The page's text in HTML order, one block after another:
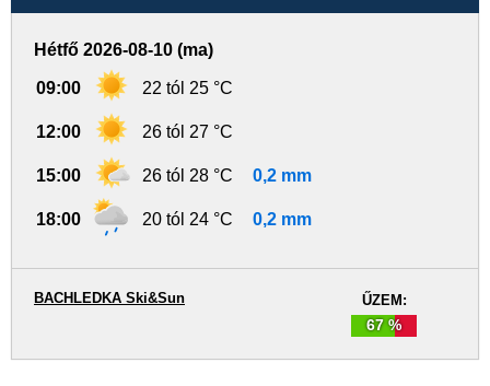
Hétfő 2026-08-10 (ma)
09:00 22 tól 25 °C
12:00 26 tól 27 °C
15:00 26 tól 28 °C 0,2 mm
18:00 20 tól 24 °C 0,2 mm
ŰZEM:
67 %
BACHLEDKA Ski&Sun